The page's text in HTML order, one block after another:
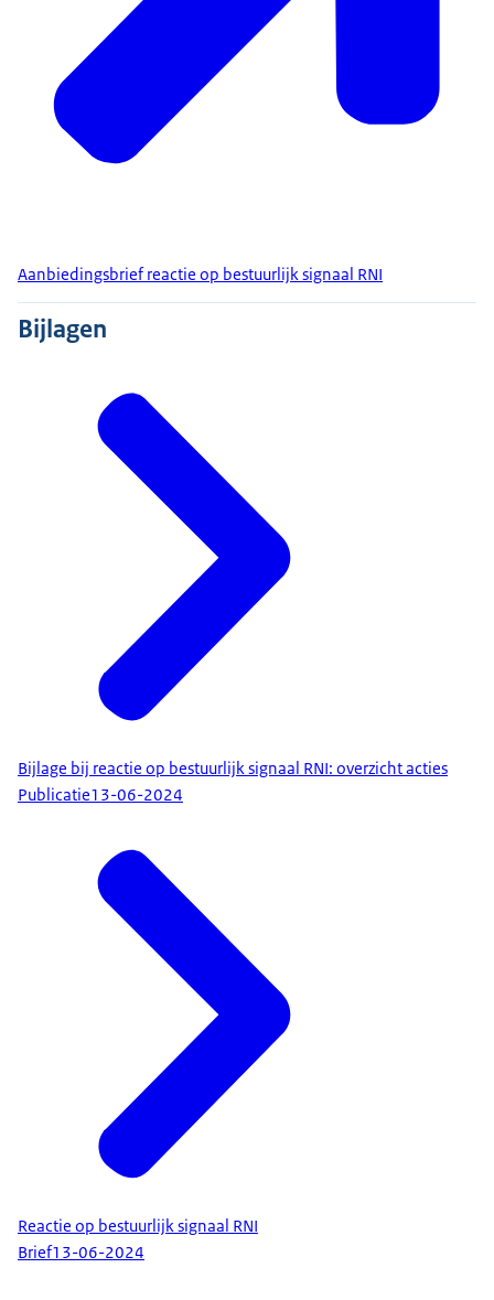
Aanbiedingsbrief reactie op bestuurlijk signaal RNI
Bijlagen
Bijlage bij reactie op bestuurlijk signaal RNI: overzicht acties
Publicatie13-06-2024
Reactie op bestuurlijk signaal RNI
Brief13-06-2024